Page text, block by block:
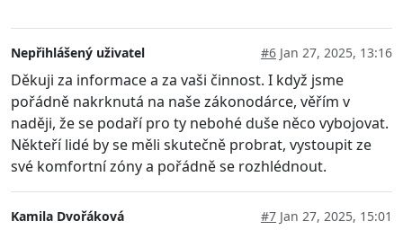
Nepřihlášený uživatel #6 Jan 27, 2025, 13:16
Děkuji za informace a za vaši činnost. I když jsme
pořádně nakrknutá na naše zákonodárce, věřím v
naději, že se podaří pro ty nebohé duše něco vybojovat.
Někteří lidé by se měli skutečně probrat, vystoupit ze
své komfortní zóny a pořádně se rozhlédnout.
Kamila Dvořáková #7 Jan 27, 2025, 15:01